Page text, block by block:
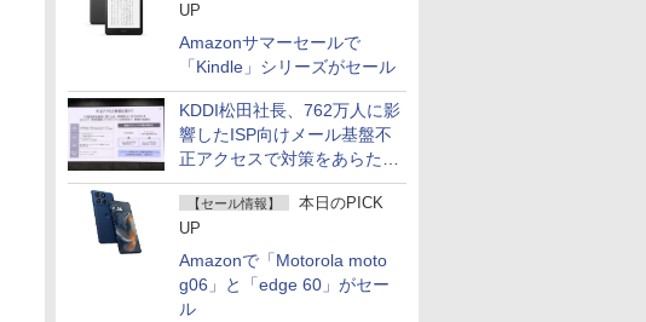
UP
Amazonサマーセールで
「Kindle」シリーズがセール
KDDI松田社長、762万人に影
響したISP向けメール基盤不
正アクセスで対策をあらため
て説明
【セール情報】
本日のPICK
UP
Amazonで「Motorola moto
g06」と「edge 60」がセー
ル